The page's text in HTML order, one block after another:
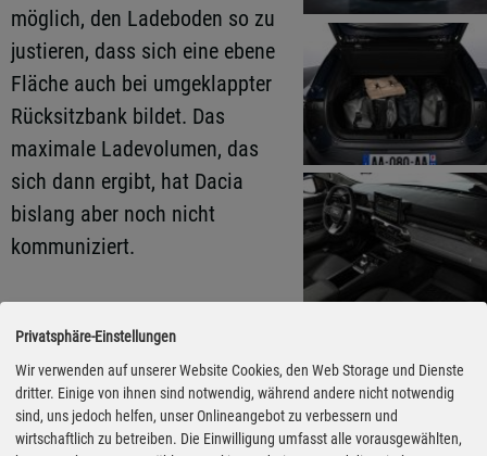
möglich, den Ladeboden so zu
justieren, dass sich eine ebene
Fläche auch bei umgeklappter
Rücksitzbank bildet. Das
maximale Ladevolumen, das
sich dann ergibt, hat Dacia
bislang aber noch nicht
kommuniziert.
ebenfalls klar wird: Dacia will
sich vom Image der „Billig-
Marke“ lösen. Das zeigt sich im
Design des Wagens. Bereits die
Privatsphäre-Einstellungen
Wir verwenden auf unserer Website Cookies, den Web Storage und Dienste
dritter. Einige von ihnen sind notwendig, während andere nicht notwendig
sind, uns jedoch helfen, unser Onlineangebot zu verbessern und
wirtschaftlich zu betreiben. Die Einwilligung umfasst alle vorausgewählten,